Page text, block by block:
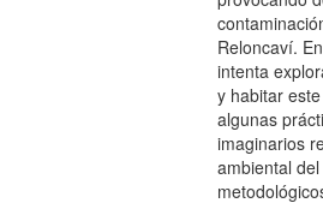
Reloncaví.
intenta
y habitar
algunas
imaginarios
ambiental